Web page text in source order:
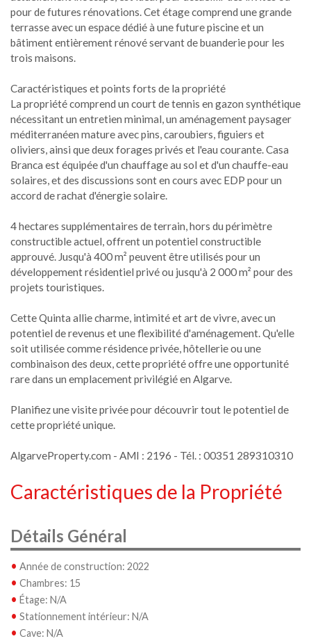
pour de futures rénovations. Cet étage comprend une grande
terrasse avec un espace dédié à une future piscine et un
bâtiment entièrement rénové servant de buanderie pour les
trois maisons.
Caractéristiques et points forts de la propriété
La propriété comprend un court de tennis en gazon synthétique
nécessitant un entretien minimal, un aménagement paysager
méditerranéen mature avec pins, caroubiers, figuiers et
oliviers, ainsi que deux forages privés et l'eau courante. Casa
Branca est équipée d'un chauffage au sol et d'un chauffe-eau
solaires, et des discussions sont en cours avec EDP pour un
accord de rachat d'énergie solaire.
4 hectares supplémentaires de terrain, hors du périmètre
constructible actuel, offrent un potentiel constructible
approuvé. Jusqu'à 400 m² peuvent être utilisés pour un
développement résidentiel privé ou jusqu'à 2 000 m² pour des
projets touristiques.
Cette Quinta allie charme, intimité et art de vivre, avec un
potentiel de revenus et une flexibilité d'aménagement. Qu'elle
soit utilisée comme résidence privée, hôtellerie ou une
combinaison des deux, cette propriété offre une opportunité
rare dans un emplacement privilégié en Algarve.
Planifiez une visite privée pour découvrir tout le potentiel de
cette propriété unique.
AlgarveProperty.com - AMI : 2196 - Tél. : 00351 289310310
Caractéristiques de la Propriété
Détails Général
• Année de construction: 2022
• Chambres: 15
• Étage: N/A
• Stationnement intérieur: N/A
• Cave: N/A